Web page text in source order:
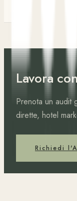
Lavora
Prenota un audit
dirette, hotel
Richiedi